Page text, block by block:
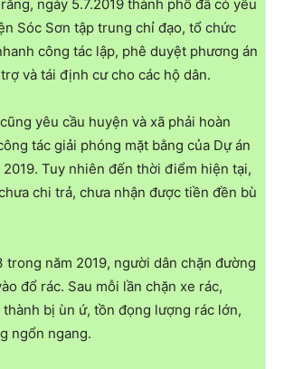
ngày 5.7.2019 thành phố đã có yêu
Sóc Sơn tập trung chỉ đạo, tổ chức
công tác lập, phê duyệt phương án
và tái định cư cho các hộ dân.
yêu cầu huyện và xã phải hoàn
tác giải phóng mặt bằng của Dự án
Tuy nhiên đến thời điểm hiện tại,
chi trả, chưa nhận được tiền đền bù
trong năm 2019, người dân chặn đường
đổ rác. Sau mỗi lần chặn xe rác,
bị ùn ứ, tồn đọng lượng rác lớn,
ngổn ngang.